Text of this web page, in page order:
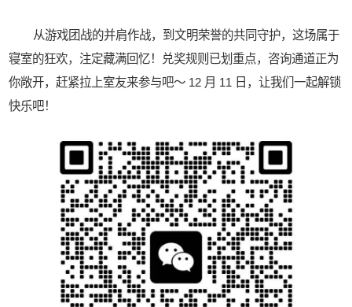
从游戏团战的并肩作战，到文明荣誉的共同守护，这场属于
寝室的狂欢，注定藏满回忆！兑奖规则已划重点，咨询通道正为
你敞开，赶紧拉上室友来参与吧～ 12 月 11 日，让我们一起解锁
快乐吧！